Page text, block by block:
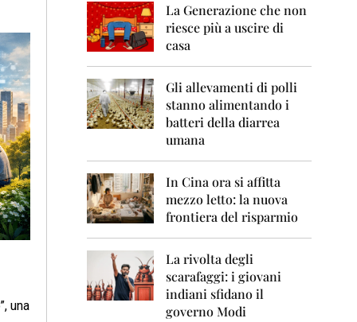
2
0
0
8
2
0
0
9
2
0
1
1
una
La Generazione che non
riesce più a uscire di
casa
Gli allevamenti di polli
stanno alimentando i
batteri della diarrea
umana
In Cina ora si affitta
mezzo letto: la nuova
frontiera del risparmio
La rivolta degli
scarafaggi: i giovani
indiani sfidano il
governo Modi